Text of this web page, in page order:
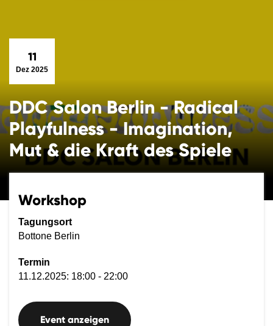
11
Dez 2025
DDC Salon Berlin - Radical
Playfulness - Imagination,
Mut & die Kraft des Spiele
Workshop
Tagungsort
Bottone Berlin
Termin
11.12.2025: 18:00 - 22:00
Event anzeigen